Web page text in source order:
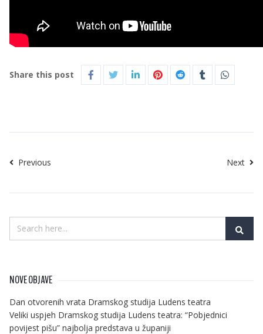
Share this post
Previous Next
NOVE OBJAVE
Dan otvorenih vrata Dramskog studija Ludens teatra
Veliki uspjeh Dramskog studija Ludens teatra: “Pobjednici
povijest pišu” najbolja predstava u županiji